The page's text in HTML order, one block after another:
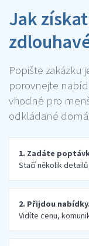
Jak
Popište
porovnejte
vhodné pro
odkládané
1. Zadáte
Stačí několik
2. Přijdou nabídky.
Vidíte cenu,